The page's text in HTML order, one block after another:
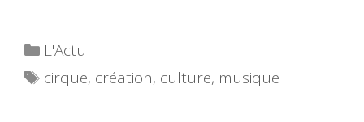
Catégories
L'Actu
Étiquettes
cirque, création, culture, musique